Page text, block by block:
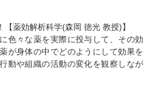
薬効解析科学(森岡 徳光 教授)】
色々な薬を実際に投与して、その効
が身体の中でどのようにして効果を
動や組織の活動の変化を観察しなが